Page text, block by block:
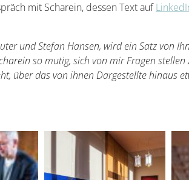
mit Scharein, dessen Text auf
und Stefan Hansen, wird ein Satz von
so mutig, sich von mir Fragen
über das von ihnen Dargestellte hinaus